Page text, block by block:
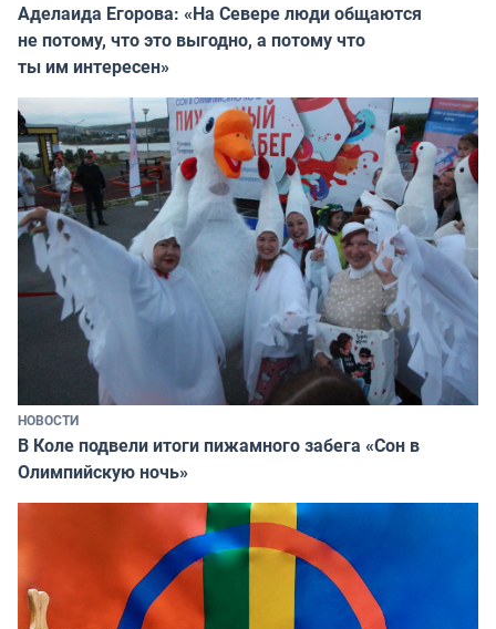
Аделаида Егорова: «На Севере люди общаются
не потому, что это выгодно, а потому что
ты им интересен»
НОВОСТИ
В Коле подвели итоги пижамного забега «Сон в
Олимпийскую ночь»